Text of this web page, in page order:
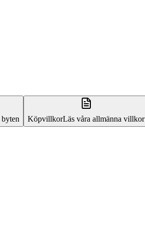
KöpvillkorLäs våra allmänna villkor